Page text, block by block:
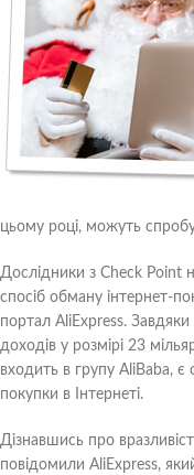
цьому році, можуть
Дослідники з Check Point
спосіб обману інтернет-
портал AliExpress. Завдяки
доходів у розмірі 23
входить в групу AliBaba,
покупки в Інтернеті.
Дізнавшись про
повідомили AliExpress,